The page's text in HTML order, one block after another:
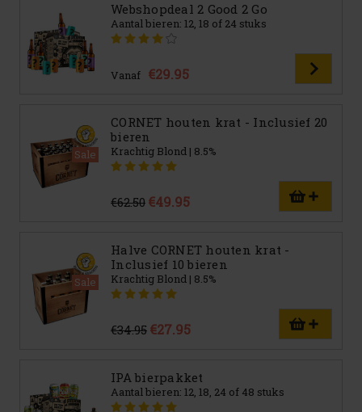
Webshopdeal 2 Good 2 Go
Aantal bieren: 12, 18 of 24 stuks
Vanaf €29.95
Sale
CORNET houten krat - Inclusief 20
bieren
Krachtig Blond | 8.5%
€62.50 €49.95
Sale
Halve CORNET houten krat -
Inclusief 10 bieren
Krachtig Blond | 8.5%
€34.95 €27.95
IPA bierpakket
Aantal bieren: 12, 18, 24 of 48 stuks